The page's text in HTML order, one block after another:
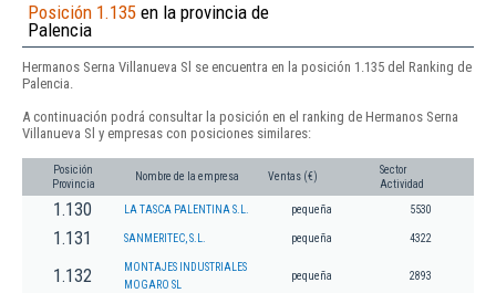
Posición 1.135 en la provincia de
Palencia
Hermanos Serna Villanueva Sl se encuentra en la posición 1.135 del Ranking de
Palencia.
A continuación podrá consultar la posición en el ranking de Hermanos Serna
Villanueva Sl y empresas con posiciones similares:
Posición
Provincia
Nombre de la empresa Ventas (€)
Sector
Actividad
1.130 LA TASCA PALENTINA S.L. pequeña 5530
1.131 SANMERITEC, S.L. pequeña 4322
1.132
MONTAJES INDUSTRIALES
MOGARO SL
pequeña 2893